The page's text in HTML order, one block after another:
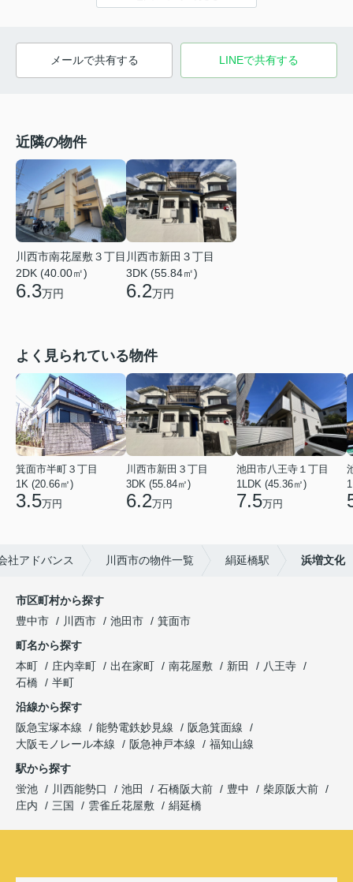
メールで共有する LINEで共有する
近隣の物件
川西市南花屋敷３丁目
2DK (40.00㎡)
6.3万円
川西市新田３丁目
3DK (55.84㎡)
6.2万円
よく見られている物件
箕面市半町３丁目
1K (20.66㎡)
3.5万円
川西市新田３丁目
3DK (55.84㎡)
6.2万円
池田市八王寺１丁目
1LDK (45.36㎡)
7.5万円
社アドバンス 川西市の物件一覧 絹延橋駅 浜増文化
市区町村から探す
豊中市
川西市 池田市
箕面市
町名から探す
本町
庄内幸町 出在家町 南花屋敷 新田
八王寺
石橋
半町
沿線から探す
阪急宝塚本線
能勢電鉄妙見線
阪急箕面線
大阪モノレール本線
阪急神戸本線
福知山線
駅から探す
蛍池
川西能勢口 池田 石橋阪大前 豊中
柴原阪大前
庄内
三国 雲雀丘花屋敷 絹延橋